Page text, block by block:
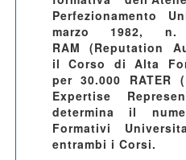
Perfezionamento
marzo 1982,
RAM (Reputation
ilCorso di Alta
per 30.000 RATER
Expertise
determina il
Formativi
entrambi i Corsi.